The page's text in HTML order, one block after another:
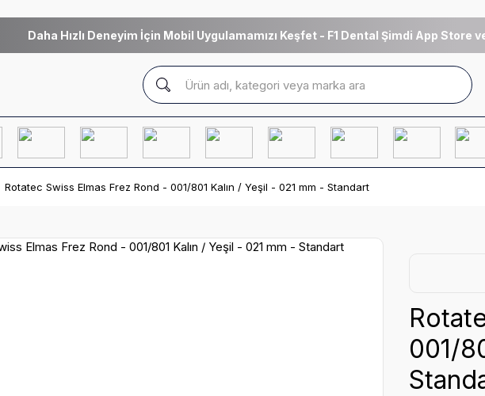
Daha Hızlı Deneyim İçin Mobil Uygulamamızı Keşfet - F1 Dental Şimdi App Store
Rotatec Swiss Elmas Frez Rond - 001/801 Kalın / Yeşil - 021 mm - Standart
001/